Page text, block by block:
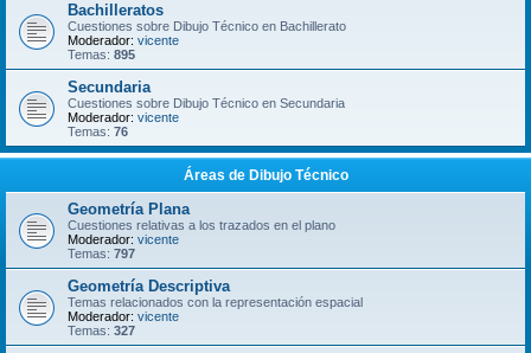
Bachilleratos
Cuestiones sobre Dibujo Técnico en Bachillerato
Moderador: vicente
Temas: 895
Secundaria
Cuestiones sobre Dibujo Técnico en Secundaria
Moderador: vicente
Temas: 76
Áreas de Dibujo Técnico
Geometría Plana
Cuestiones relativas a los trazados en el plano
Moderador: vicente
Temas: 797
Geometría Descriptiva
Temas relacionados con la representación espacial
Moderador: vicente
Temas: 327